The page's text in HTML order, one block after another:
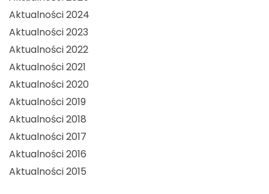
Aktualności 2024
Aktualności 2023
Aktualności 2022
Aktualności 2021
Aktualności 2020
Aktualności 2019
Aktualności 2018
Aktualności 2017
Aktualności 2016
Aktualności 2015